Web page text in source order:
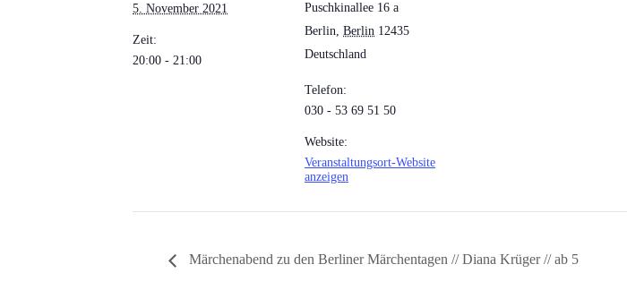
5. November 2021
Zeit:
20:00 - 21:00
Puschkinallee 16 a
Berlin, Berlin 12435
Deutschland
Telefon:
030 - 53 69 51 50
Website:
Veranstaltungsort-Website
anzeigen
Märchenabend zu den Berliner Märchentagen // Diana Krüger // ab 5